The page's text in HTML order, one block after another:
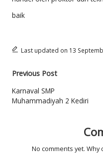
H
K
E
D
IR
baik
Last updated on 13
Post
navigation
Previous Post
Karnaval SMP
Muhammadiyah 2 Kediri
No comments yet. Why